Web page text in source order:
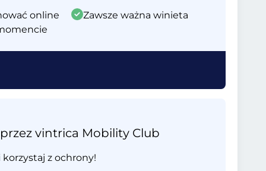
online
Zawsze ważna winieta
vintrica Mobility Club
z ochrony!